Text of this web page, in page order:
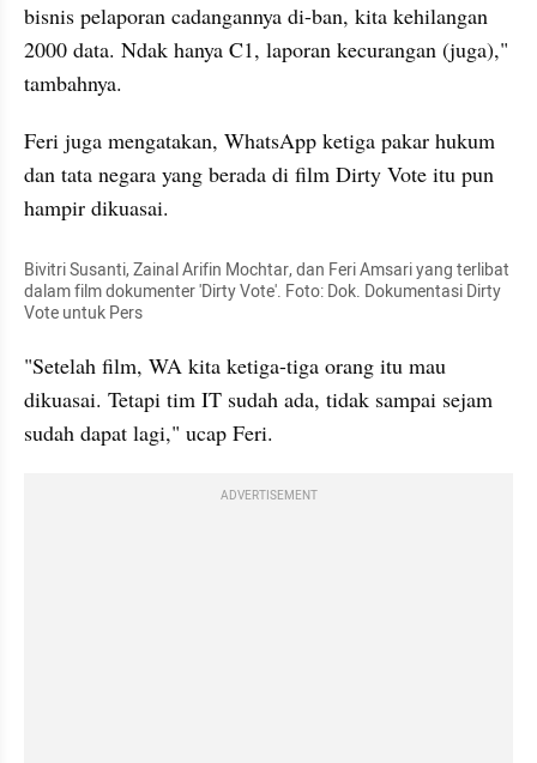
bisnis pelaporan cadangannya di-ban, kita kehilangan
2000 data. Ndak hanya C1, laporan kecurangan (juga),"
tambahnya.
Feri juga mengatakan, WhatsApp ketiga pakar hukum
dan tata negara yang berada di film Dirty Vote itu pun
hampir dikuasai.
Bivitri Susanti, Zainal Arifin Mochtar, dan Feri Amsari yang terlibat
dalam film dokumenter 'Dirty Vote'. Foto: Dok. Dokumentasi Dirty
Vote untuk Pers
"Setelah film, WA kita ketiga-tiga orang itu mau
dikuasai. Tetapi tim IT sudah ada, tidak sampai sejam
sudah dapat lagi," ucap Feri.
ADVERTISEMENT